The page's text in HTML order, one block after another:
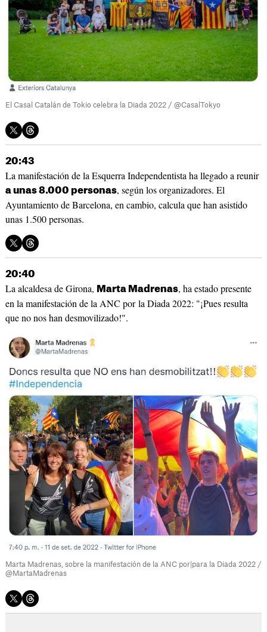
El Casal Catalán de Tokio celebra la Diada 2022 / @CasalTokyo
20:43
La manifestación de la Esquerra Independentista ha llegado a reunir
a unas 8.000 personas, según los organizadores. El
Ayuntamiento de Barcelona, en cambio, calcula que han asistido
unas 1.500 personas.
20:40
La alcaldesa de Girona, Marta Madrenas, ha estado presente
en la manifestación de la ANC por la Diada 2022: "¡Pues resulta
que no nos han desmovilizado!".
Marta Madrenas, sobre la manifestación de la ANC por|para la Diada 2022 /
@MartaMadrenas